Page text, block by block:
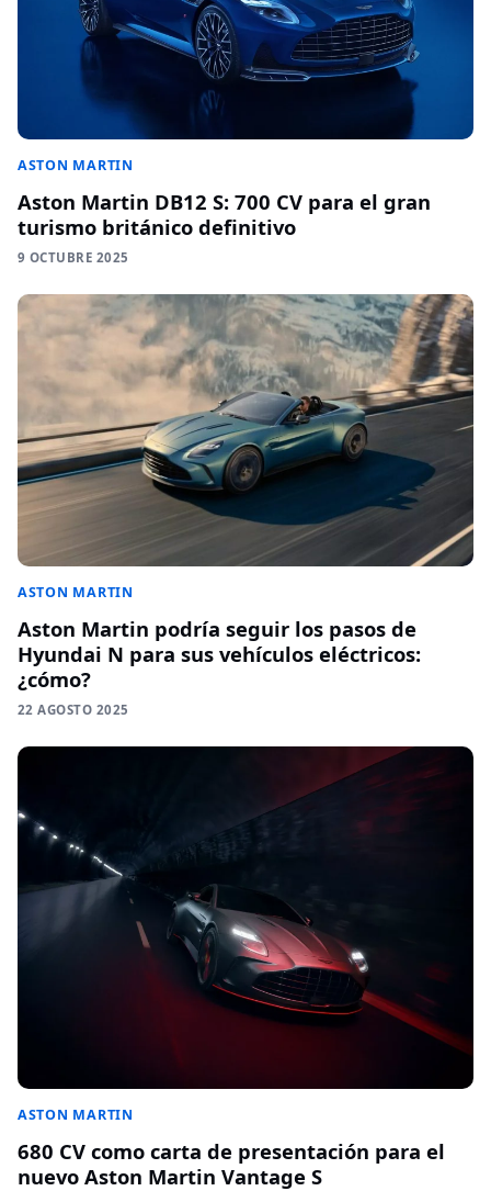
ASTON MARTIN
Aston Martin DB12 S: 700 CV para el gran
turismo británico definitivo
9 OCTUBRE 2025
ASTON MARTIN
Aston Martin podría seguir los pasos de
Hyundai N para sus vehículos eléctricos:
¿cómo?
22 AGOSTO 2025
ASTON MARTIN
680 CV como carta de presentación para el
nuevo Aston Martin Vantage S